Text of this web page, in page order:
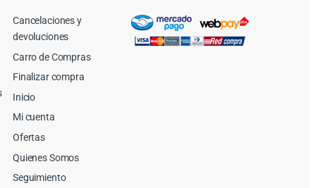
Cancelaciones y
devoluciones
Carro de Compras
Finalizar compra
Inicio
Mi cuenta
Ofertas
Quienes Somos
Seguimiento